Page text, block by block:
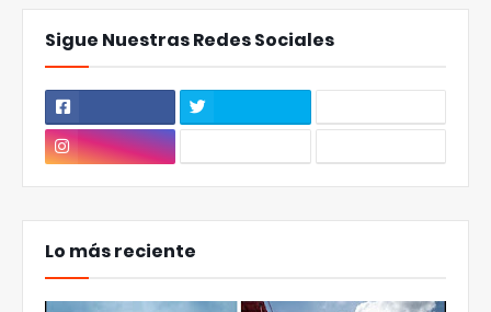
Sigue Nuestras Redes Sociales
Lo más reciente